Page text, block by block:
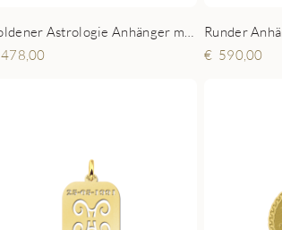
478,00
590,00